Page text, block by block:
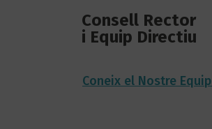
Consell Rector
i Equip Directiu
Coneix el Nostre Equip